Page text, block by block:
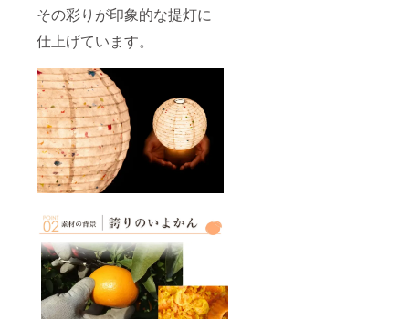
その彩りが印象的な提灯に
仕上げています。